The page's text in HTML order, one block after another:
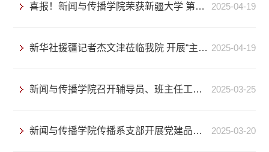
喜报！新闻与传播学院荣获新疆大学 第二十二届心理情景剧决赛一等奖 2025-04-19
新华社援疆记者杰文津莅临我院 开展“主题宣传的融媒体创新”学术讲座 2025-04-19
新闻与传播学院召开辅导员、班主任工作会议 2025-03-25
新闻与传播学院传播系支部开展党建品牌活动“深化教育革新，党员争“双优”做先锋”主题党日活动 2025-03-20